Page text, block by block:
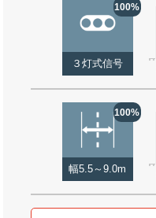
100%
３灯式信号
100%
幅5.5～9.0m